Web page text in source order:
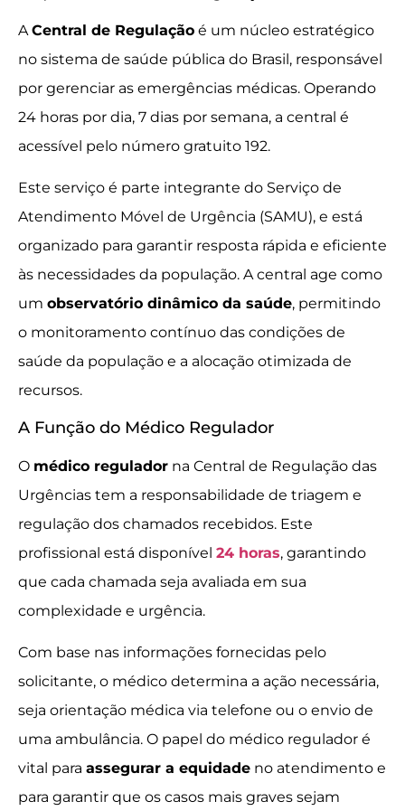
A Central de Regulação é um núcleo estratégico
no sistema de saúde pública do Brasil, responsável
por gerenciar as emergências médicas. Operando
24 horas por dia, 7 dias por semana, a central é
acessível pelo número gratuito 192.
Este serviço é parte integrante do Serviço de
Atendimento Móvel de Urgência (SAMU), e está
organizado para garantir resposta rápida e eficiente
às necessidades da população. A central age como
um observatório dinâmico da saúde, permitindo
o monitoramento contínuo das condições de
saúde da população e a alocação otimizada de
recursos.
A Função do Médico Regulador
O médico regulador na Central de Regulação das
Urgências tem a responsabilidade de triagem e
regulação dos chamados recebidos. Este
profissional está disponível 24 horas, garantindo
que cada chamada seja avaliada em sua
complexidade e urgência.
Com base nas informações fornecidas pelo
solicitante, o médico determina a ação necessária,
seja orientação médica via telefone ou o envio de
uma ambulância. O papel do médico regulador é
vital para assegurar a equidade no atendimento e
para garantir que os casos mais graves sejam